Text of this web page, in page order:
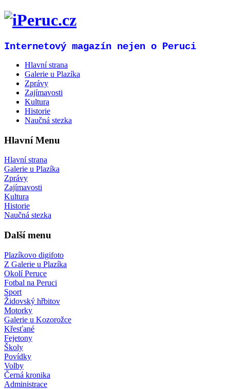
Internetový magazín nejen o Peruci
Hlavní strana
Galerie u Plazíka
Zprávy
Zajímavosti
Kultura
Historie
Naučná stezka
Hlavní Menu
Hlavní strana
Galerie u Plazíka
Zprávy
Zajímavosti
Kultura
Historie
Naučná stezka
Další menu
Plazíkovo digifoto
Z Galerie u Plazíka
Okolí Peruce
Fotbal na Peruci
Sport
Židovský hřbitov
Motorky
Galerie u Kozorožce
Křesťané
Fejetony
Školy
Povídky
Volby
Černá kronika
Administrace